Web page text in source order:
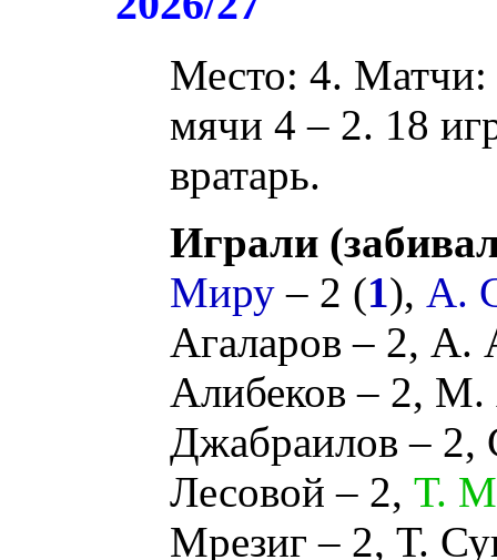
Место: 4. Матчи:
мячи 4 – 2. 18
вратарь.
Играли
Миру– 2 (1), А.
Агаларов – 2, А.
Алибеков – 2, М.
Джабраилов – 2,
Лесовой – 2, Т.
Мрезиг – 2, Т.